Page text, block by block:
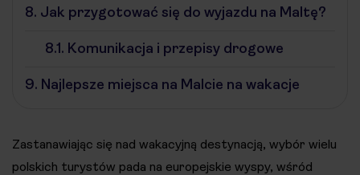
8. Jak przygotować się do wyjazdu na Maltę?
8.1. Komunikacja i przepisy drogowe
9. Najlepsze miejsca na Malcie na wakacje
Zastanawiając się nad wakacyjną destynacją, wybór wielu
polskich turystów pada na europejskie wyspy, wśród